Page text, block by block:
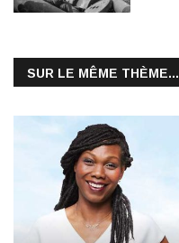
SUR LE MÊME THÈME...